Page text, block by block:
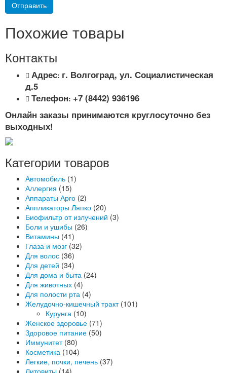
Похожие товары
Контакты
Адрес: г. Волгоград, ул. Социалистическая
д.5
Телефон: +7 (8442) 936196
Онлайн заказы принимаются круглосуточно без
выходных!
Категории товаров
Автомобиль (1)
Аллергия (15)
Аппараты Арго (2)
Аппликаторы Ляпко (20)
Биофильтр от излучений (3)
Боли и ушибы (26)
Витамины (41)
Глаза и мозг (32)
Для волос (36)
Для детей (34)
Для дома и быта (24)
Для животных (4)
Для полости рта (4)
Желудочно-кишечный тракт (101)
Курунга (10)
Женское здоровье (71)
Здоровое питание (50)
Иммунитет (80)
Косметика (104)
Легкие, почки, печень (37)
Литовиты (14)